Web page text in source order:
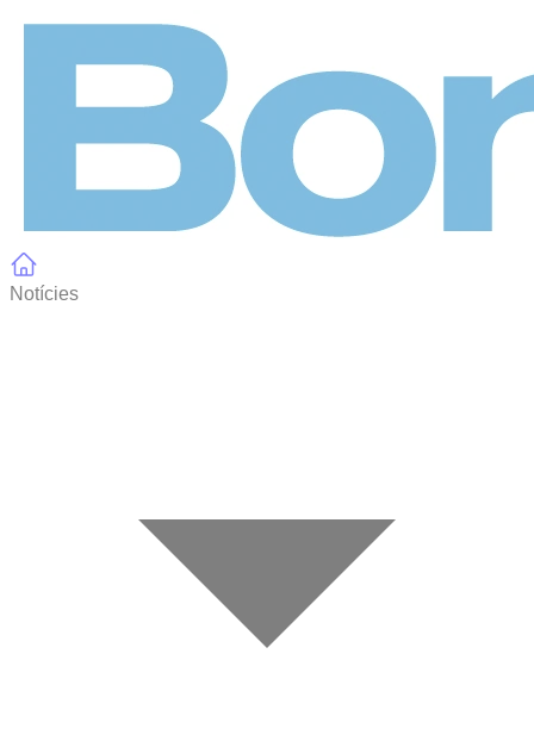
Notícies